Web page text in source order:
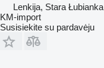
Lenkija, Stara Łubianka
KM-import
Susisiekite su pardavėju